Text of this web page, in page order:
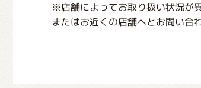
※店舗によってお取り扱い状況が
またはお近くの店舗へとお問い合